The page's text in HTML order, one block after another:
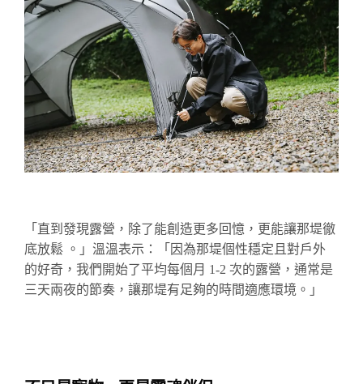
「直到發現露營，除了能創造更多回憶，更能讓那堤徹
底放鬆 。」溫溫表示：「因為那堤個性穩定且對戶外
的好奇，我們開始了平均每個月 1-2 次的露營，通常是
三天兩夜的節奏，讓那堤有足夠的時間適應環境。」